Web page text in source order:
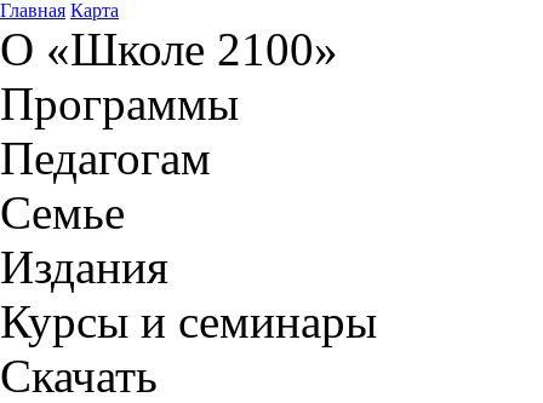
Главная Карта
О «Школе 2100»
Программы
Педагогам
Семье
Издания
Курсы и семинары
Скачать